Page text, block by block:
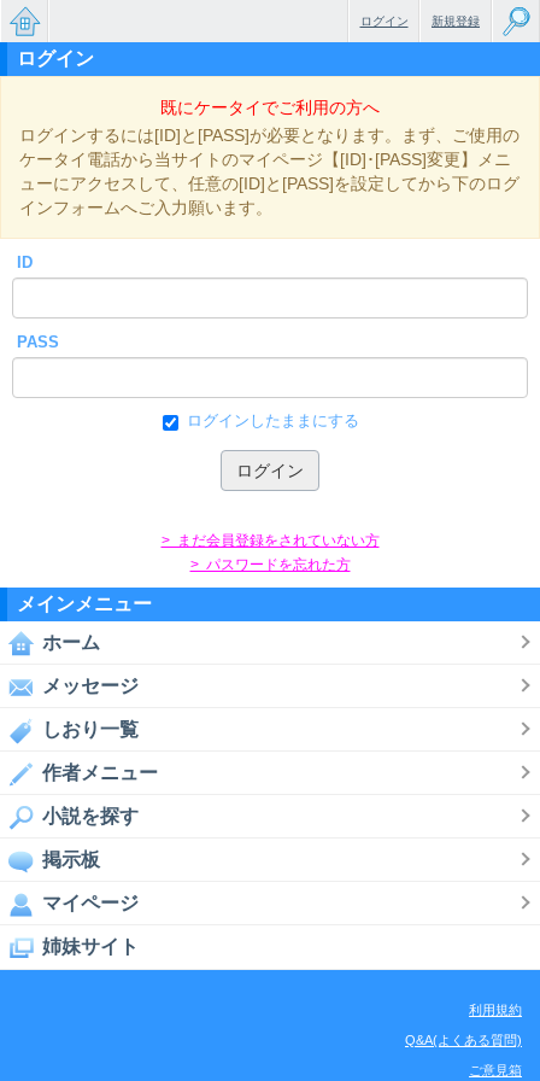
無料で
っと大
小説
新規登録
ログイン
ログイン
既にケータイでご利用の方へ
ログインするには[ID]と[PASS]が必要となります。まず、ご使用の
ケータイ電話から当サイトのマイページ【[ID]･[PASS]変更】メニ
ューにアクセスして、任意の[ID]と[PASS]を設定してから下のログ
インフォームへご入力願います。
ID
PASS
ログインしたままにする
> まだ会員登録をされていない方
> パスワードを忘れた方
メインメニュー
ホーム
メッセージ
しおり一覧
作者メニュー
小説を探す
掲示板
マイページ
姉妹サイト
利用規約
Q&A(よくある質問)
ご意見箱